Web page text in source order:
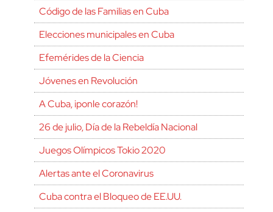
Código de las Familias en Cuba
Elecciones municipales en Cuba
Efemérides de la Ciencia
Jóvenes en Revolución
A Cuba, ¡ponle corazón!
26 de julio, Día de la Rebeldía Nacional
Juegos Olímpicos Tokio 2020
Alertas ante el Coronavirus
Cuba contra el Bloqueo de EE.UU.